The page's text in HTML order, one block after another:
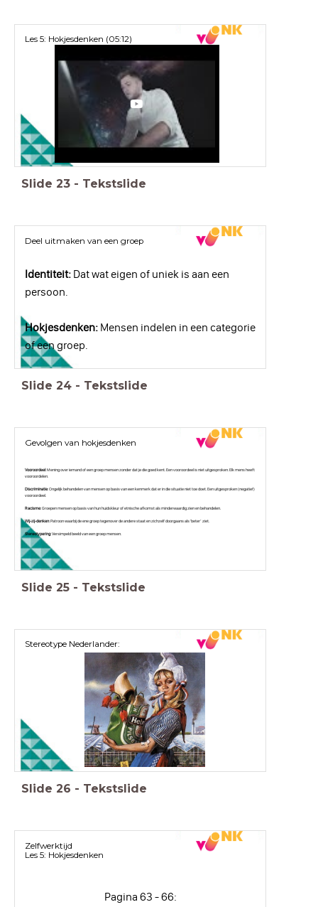
Les 5: Hokjesdenken (05:12)
Slide 23 - Tekstslide
Deel uitmaken van een groep
Identiteit: Dat wat eigen of uniek is aan een
persoon.
Hokjesdenken: Mensen indelen in een categorie
of een groep.
Slide 24 - Tekstslide
Gevolgen van hokjesdenken
Vooroordeel: Mening over iemand of een groep mensen zonder dat je die goed kent. Een vooroordeel is niet uitgesproken. Elk mens heeft
vooroordelen.
Discriminatie: Ongelijk behandelen van mensen op basis van een kenmerk dat er in die situatie niet toe doet. Een uitgesproken (negatief)
vooroordeel.
Racisme: Groepen mensen op basis van hun huidskleur of etnische afkomst als minderwaardig zien en behandelen.
Wij-zij-denken: Patroon waarbij de ene groep tegenover de andere staat en zichzelf doorgaans als ‘beter’ ziet.
Stereotypering: Versimpeld beeld van een groep mensen.
Slide 25 - Tekstslide
Stereotype Nederlander:
Slide 26 - Tekstslide
Zelfwerktijd
Les 5: Hokjesdenken
Pagina 63 - 66: